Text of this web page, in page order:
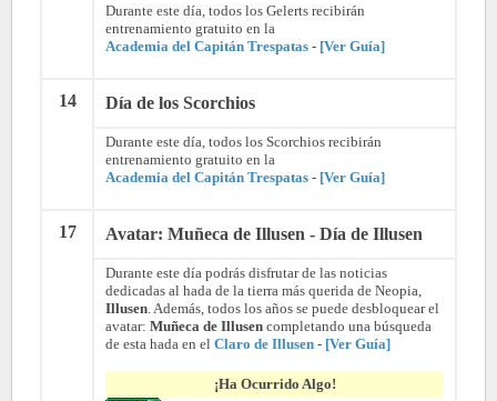
Durante este día, todos los Gelerts recibirán
entrenamiento gratuito en la
Academia del Capitán Trespatas - [Ver Guía]
14 Día de los Scorchios
Durante este día, todos los Scorchios recibirán
entrenamiento gratuito en la
Academia del Capitán Trespatas - [Ver Guía]
17 Avatar: Muñeca de Illusen - Día de Illusen
Durante este día podrás disfrutar de las noticias
dedicadas al hada de la tierra más querida de Neopia,
Illusen . Además, todos los años se puede desbloquear el
avatar: Muñeca de Illusen completando una búsqueda
de esta hada en el Claro de Illusen - [Ver Guía]
¡Ha Ocurrido Algo!